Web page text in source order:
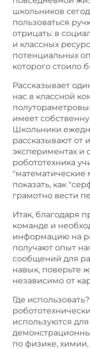
школьников
пользоваться
отрицать: в
и классных
потенциальных
которого стоило
Рассказывает
нас в классной
имеет
Школьники
рассказывают от
экспериментах и
робототехника
показать, как
грамотно вести
Итак, благодаря
команде и
информацию на
получают опыт
сообщений для
навык, поверьте
независимо от
Где
используются
по физике,